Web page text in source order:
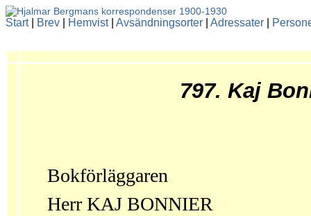
Start| Brev Hemvist| Avsändningsorter Adressater
797. Kaj
Bokförläggaren
Herr KAJ BONNIER